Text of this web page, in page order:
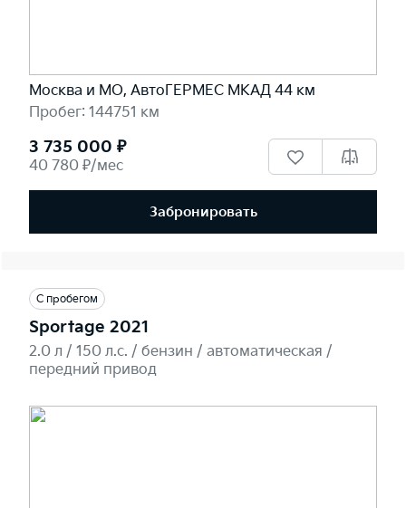
Москва и МО, АвтоГЕРМЕС МКАД 44 км
Пробег: 144751 км
3 735 000 ₽
40 780 ₽/мес
Забронировать
С пробегом
Sportage 2021
2.0 л / 150 л.c. / бензин / автоматическая /
передний привод